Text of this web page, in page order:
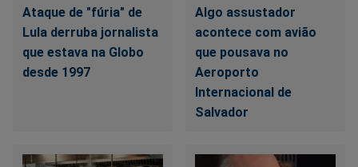
Ataque de "fúria" de
Lula derruba jornalista
que estava na Globo
desde 1997
Algo assustador
acontece com avião
que pousava no
Aeroporto
Internacional de
Salvador